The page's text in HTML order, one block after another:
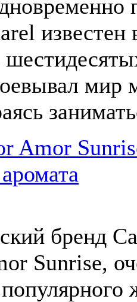
Amor
бренд
Sunrise,